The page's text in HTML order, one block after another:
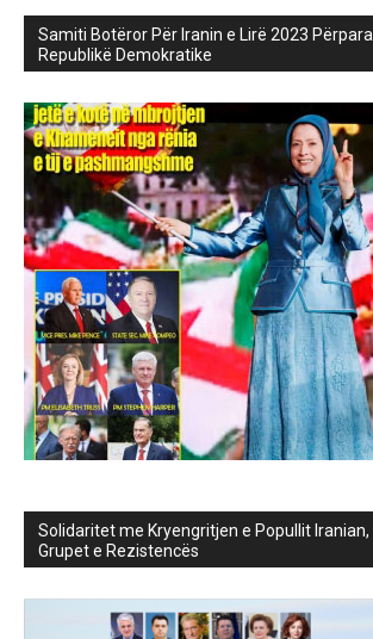
Samiti Botëror Për Iranin e Lirë 2023
Republikë Demokratike
Solidaritet me Kryengritjen e Popullit
Grupet e Rezistencës